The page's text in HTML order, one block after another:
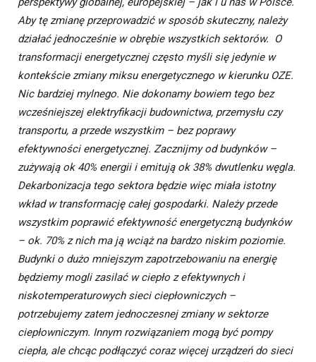
Aby tę zmianę przeprowadzić w sposób skuteczny, należy
działać jednocześnie w obrębie wszystkich sektorów.
O
transformacji energetycznej często myśli się jedynie w
kontekście zmiany miksu energetycznego w kierunku OZE.
Nic bardziej mylnego. Nie dokonamy bowiem tego bez
wcześniejszej elektryfikacji budownictwa, przemysłu czy
transportu, a przede wszystkim – bez poprawy
efektywności energetycznej. Zacznijmy od budynków –
zużywają ok 40% energii i emitują ok 38% dwutlenku węgla.
Dekarbonizacja tego sektora będzie więc miała istotny
wkład w transformację całej gospodarki. Należy przede
wszystkim poprawić efektywność energetyczną budynków
– ok. 70% z nich ma ją wciąż na bardzo niskim poziomie.
Budynki o dużo mniejszym zapotrzebowaniu na energię
będziemy mogli zasilać w ciepło z efektywnych i
niskotemperaturowych sieci ciepłowniczych –
potrzebujemy zatem jednoczesnej zmiany w sektorze
ciepłowniczym. Innym rozwiązaniem mogą być pompy
ciepła, ale chcąc podłączyć coraz więcej urządzeń do sieci